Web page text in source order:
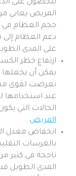
للحصول على
المريض يعاني
حجم العظام في
دعم العظام
على المدى
ارتفاع خطر
يمكن أن يجعلها
تعرضت لقوى
عند استخدامها
الحالات التي
المريض .
انخفاض معدل
بالغرسات
ناجحة في كثير
المدى الطويل قد